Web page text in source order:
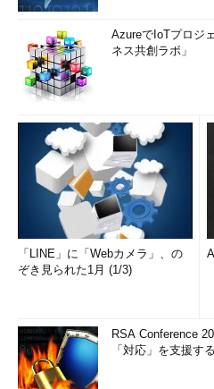
AzureでIoTプロジ
ネス共創ラボ」
「LINE」に「Webカメラ」、の
ぞき見られた1月 (1/3)
RSA Conference
「対応」を支援す